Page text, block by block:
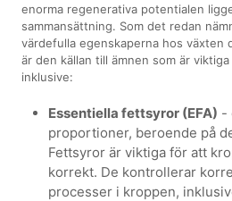
enorma regenerativa potentialen
sammansättning. Som det redan
värdefulla egenskaperna hos växten
är den källan till ämnen som är
inklusive:
Essentiella fettsyror (EFA) -
proportioner, beroende på
Fettsyror är viktiga för att
korrekt. De kontrollerar
processer i kroppen,